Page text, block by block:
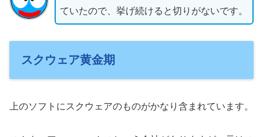
ていたので、挙げ続けると切りがないです。
スクウェア黄金期
上のソフトにスクウェアのものがかなり含まれています。